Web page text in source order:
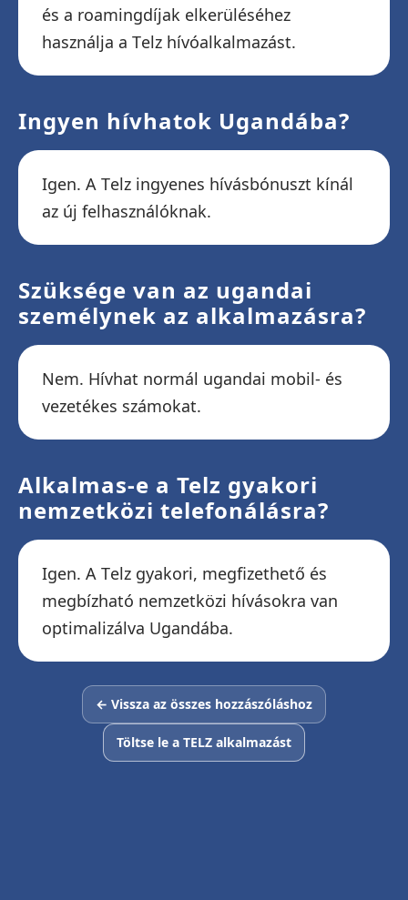
és a roamingdíjak elkerüléséhez
használja a Telz hívóalkalmazást.
Ingyen hívhatok Ugandába?
Igen. A Telz ingyenes hívásbónuszt kínál
az új felhasználóknak.
Szüksége van az ugandai
személynek az alkalmazásra?
Nem. Hívhat normál ugandai mobil- és
vezetékes számokat.
Alkalmas-e a Telz gyakori
nemzetközi telefonálásra?
Igen. A Telz gyakori, megfizethető és
megbízható nemzetközi hívásokra van
optimalizálva Ugandába.
← Vissza az összes hozzászóláshoz
Töltse le a TELZ alkalmazást